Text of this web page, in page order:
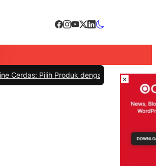
Produk dengan Bijak dan Hindari
×